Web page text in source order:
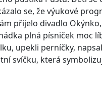
se, že výukové
přijelo divadlo
plná písniček moc
upekli perníčky,
svíčku, která